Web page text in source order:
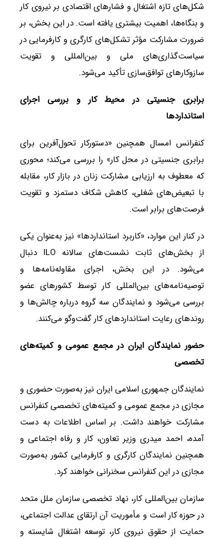
شکل‌های تازه اشتغال و فشارهای اقتصادی بر نیروی کار
و بنگاه‌ها، اهمیت بیشتری یافته است. در این بخش، بر
ضرورت مشارکت مؤثر تشکل‌های کارگری و کارفرمایی در
سیاست‌گذاری‌های ملی و بین‌المللی و تقویت
سازوکارهای توافق‌سازی تأکید می‌شود.
برابری جنسیتی در محیط کار و بررسی اجرای
استانداردها
کنفرانس امسال همچنین «دستورکار تحول‌آفرین برای
برابری جنسیتی در محل کار» را بررسی می‌کند؛ محوری
که معطوف به ارزیابی مشارکت زنان در بازار کار، مقابله
با تبعیض‌های شغلی، کاهش شکاف دستمزد و تقویت
فرصت‌های برابر است.
در کنار این موارد، «کاربرد استانداردها» نیز به‌عنوان یکی
از بخش‌های ثابت نشست‌های سالانه ILO دنبال
می‌شود. در این بخش، اجرای مقاوله‌نامه‌ها و
توصیه‌نامه‌های بین‌المللی کار توسط کشورهای عضو
بررسی می‌شود و نمایندگان سه گروه درباره چالش‌ها و
روندهای رعایت استانداردهای کار گفت‌وگو می‌کنند.
حضور نمایندگان ایران در مجمع عمومی و کمیته‌های
تخصصی
نمایندگان جمهوری اسلامی ایران نیز به‌صورت حضوری و
مجازی در مجمع عمومی و کمیته‌های تخصصی کنفرانس
مشارکت خواهند داشت. بر اساس اطلاعات به دست
آمده، احمد میدری وزیر تعاون، کار و رفاه اجتماعی و
همچنین نمایندگان کارگری و کارفرمایی کشور به‌صورت
مجازی در این کنفرانس سخنرانی خواهند کرد.
سازمان بین‌المللی کار، نهاد تخصصی سازمان ملل متحد
در حوزه کار است و مأموریت آن ارتقای عدالت اجتماعی،
حمایت از حقوق نیروی کار، توسعه اشتغال شایسته و